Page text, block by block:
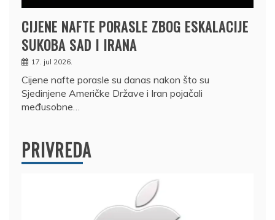
CIJENE NAFTE PORASLE ZBOG ESKALACIJE
SUKOBA SAD I IRANA
17. jul 2026.
Cijene nafte porasle su danas nakon što su
Sjedinjene Američke Države i Iran pojačali
međusobne…
PRIVREDA